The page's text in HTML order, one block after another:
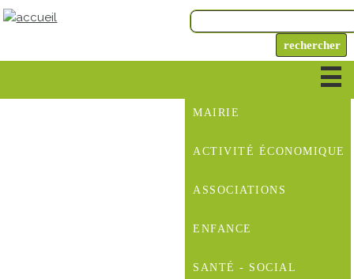
MAIRIE
ACTIVITÉ ÉCONOMIQUE
ASSOCIATIONS
ENFANCE
SANTÉ - SOCIAL